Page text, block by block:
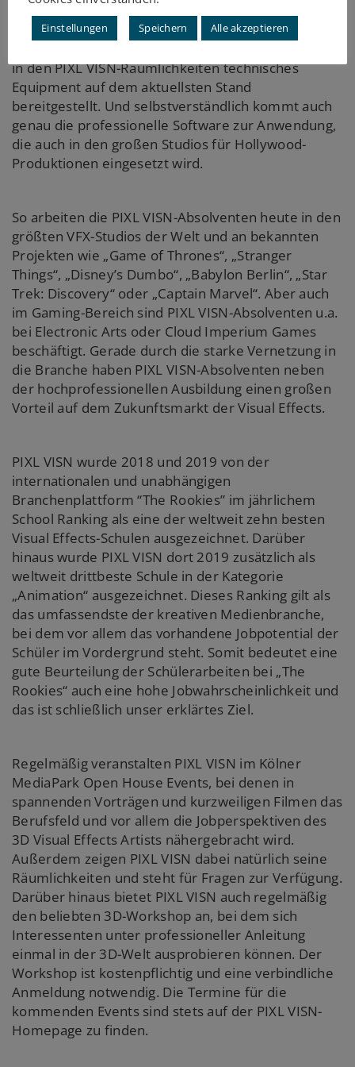
Grundlage für den Einstieg in die
in den PIXL VISN-Räumlichkeiten technisches
Equipment auf dem aktuellsten Stand
bereitgestellt. Und selbstverständlich kommt auch
genau die professionelle Software zur Anwendung,
die auch in den großen Studios für Hollywood-
Produktionen eingesetzt wird.
So arbeiten die PIXL VISN-Absolventen heute in den
größten VFX-Studios der Welt und an bekannten
Projekten wie „Game of Thrones“, „Stranger
Things“, „Disney’s Dumbo“, „Babylon Berlin“, „Star
Trek: Discovery“ oder „Captain Marvel“. Aber auch
im Gaming-Bereich sind PIXL VISN-Absolventen u.a.
bei Electronic Arts oder Cloud Imperium Games
beschäftigt. Gerade durch die starke Vernetzung in
die Branche haben PIXL VISN-Absolventen neben
der hochprofessionellen Ausbildung einen großen
Vorteil auf dem Zukunftsmarkt der Visual Effects.
PIXL VISN wurde 2018 und 2019 von der
internationalen und unabhängigen
Branchenplattform “The Rookies” im jährlichem
School Ranking als eine der weltweit zehn besten
Visual Effects-Schulen ausgezeichnet. Darüber
hinaus wurde PIXL VISN dort 2019 zusätzlich als
weltweit drittbeste Schule in der Kategorie
„Animation“ ausgezeichnet. Dieses Ranking gilt als
das umfassendste der kreativen Medienbranche,
bei dem vor allem das vorhandene Jobpotential der
Schüler im Vordergrund steht. Somit bedeutet eine
gute Beurteilung der Schülerarbeiten bei „The
Rookies“ auch eine hohe Jobwahrscheinlichkeit und
das ist schließlich unser erklärtes Ziel.
Regelmäßig veranstalten PIXL VISN im Kölner
MediaPark Open House Events, bei denen in
spannenden Vorträgen und kurzweiligen Filmen das
Berufsfeld und vor allem die Jobperspektiven des
3D Visual Effects Artists nähergebracht wird.
Außerdem zeigen PIXL VISN dabei natürlich seine
Räumlichkeiten und steht für Fragen zur Verfügung.
Darüber hinaus bietet PIXL VISN auch regelmäßig
den beliebten 3D-Workshop an, bei dem sich
Interessenten unter professioneller Anleitung
einmal in der 3D-Welt ausprobieren können. Der
Workshop ist kostenpflichtig und eine verbindliche
Anmeldung notwendig. Die Termine für die
kommenden Events sind stets auf der PIXL VISN-
Homepage zu finden.
Einstellungen Speichern Alle akzeptieren